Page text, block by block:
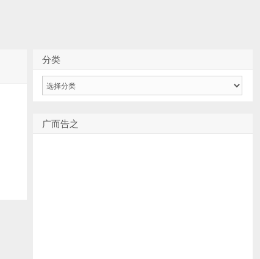
分类
广而告之